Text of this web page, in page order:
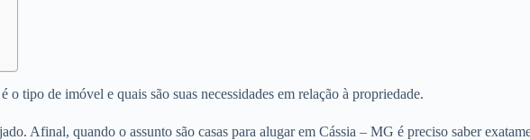
tipo de imóvel e quais são suas necessidades em relação à propriedade.
Afinal, quando o assunto são casas para alugar em Cássia – MG é preciso saber